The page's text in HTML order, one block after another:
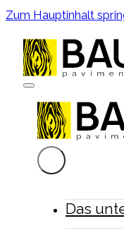
Zum Hauptinhalt
Das